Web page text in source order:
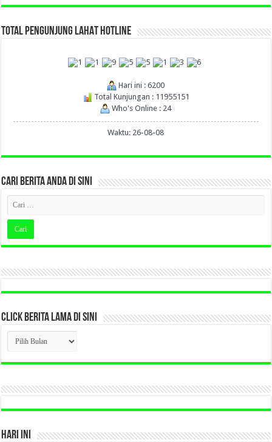
TOTAL PENGUNJUNG LAHAT HOTLINE
Hari ini : 6200
Total Kunjungan : 11955151
Who's Online : 24
Waktu: 26-08-08
CARI BERITA ANDA DI SINI
CLICK BERITA LAMA DI SINI
CLICK
BERITA
LAMA
DI
HARI INI